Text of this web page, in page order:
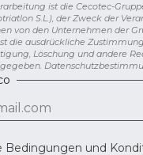
ist die Cecotec-
S.L.), der Zweck der
von den Unternehmen der
die ausdrückliche
Löschung und andere
Bedingungen und